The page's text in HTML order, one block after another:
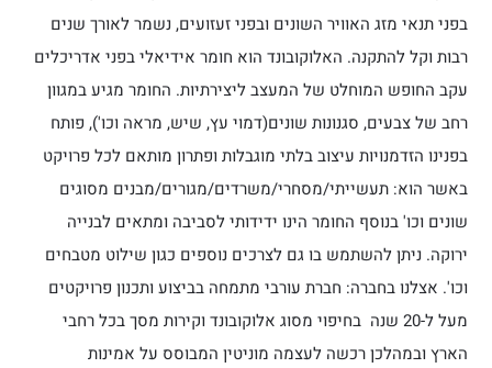
בפני תנאי מזג האוויר השונים ובפני זעזועים, נשמר לאורך שנים
רבות וקל להתקנה. האלוקובונד הוא חומר אידיאלי בפני אדריכלים
עקב החופש המוחלט של המעצב ליצירתיות. החומר מגיע במגוון
רחב של צבעים, סגנונות שונים(דמוי עץ, שיש, מראה וכו'), פותח
בפנינו הזדמנויות עיצוב בלתי מוגבלות ופתרון מותאם לכל פרויקט
באשר הוא: תעשייתי/מסחרי/משרדים/מגורים/מבנים מסוגים
שונים וכו' בנוסף החומר הינו ידידותי לסביבה ומתאים לבנייה
ירוקה. ניתן להשתמש בו גם לצרכים נוספים כגון שילוט מטבחים
וכו'. אצלנו בחברה: חברת עורבי מתמחה בביצוע ותכנון פרויקטים
מעל ל-20 שנה בחיפוי מסוג אלוקובונד וקירות מסך בכל רחבי
הארץ ובמהלכן רכשה לעצמה מוניטין המבוסס על אמינות